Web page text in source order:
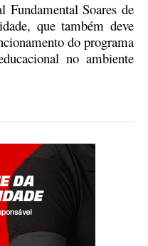
Soares de
que também deve
do programa
no ambiente